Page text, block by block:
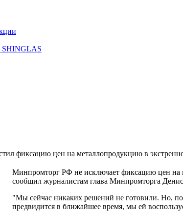
SHINGLAS
фиксацию цен на металлопродукцию в
Минпромторг РФ не исключает фиксацию цен на
сообщил журналистам глава Минпромторга
"Мы сейчас никаких решений не готовили. Но,
предвидится в ближайшее время, мы ей